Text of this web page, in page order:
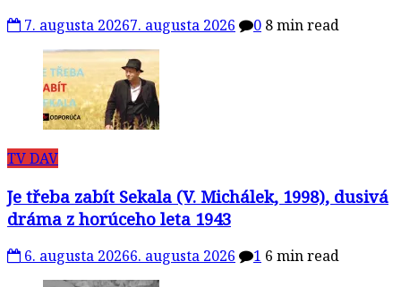
7. augusta 20267. augusta 2026 0 8 min read
TV DAV
Je třeba zabít Sekala (V. Michálek, 1998), dusivá
dráma z horúceho leta 1943
6. augusta 20266. augusta 2026 1 6 min read